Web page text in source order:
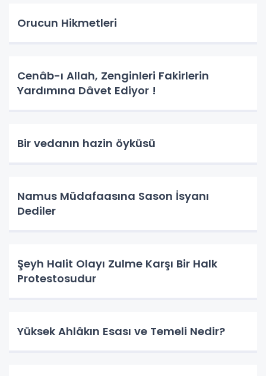
Orucun Hikmetleri
Cenâb-ı Allah, Zenginleri Fakirlerin
Yardımına Dâvet Ediyor !
Bir vedanın hazin öyküsü
Namus Müdafaasına Sason İsyanı
Dediler
Şeyh Halit Olayı Zulme Karşı Bir Halk
Protestosudur
Yüksek Ahlâkın Esası ve Temeli Nedir?